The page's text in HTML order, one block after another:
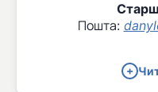
Пошта: